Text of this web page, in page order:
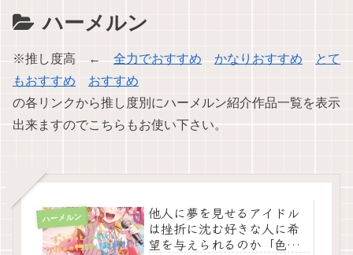
ハーメルン
※推し度高 ← 全力でおすすめ かなりおすすめ
とて
もおすすめ
おすすめ
の各リンクから推し度別にハーメルン紹介作品一覧を表示
出来ますのでこちらもお使い下さい。
ハーメルン
他人に夢を見せるアイドル
は挫折に沈む好きな人に希
望を与えられるのか「色褪